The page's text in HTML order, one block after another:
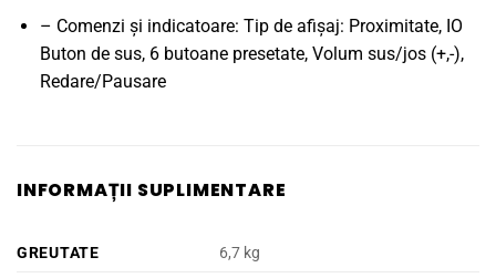
– Comenzi și indicatoare: Tip de afișaj: Proximitate, IO
Buton de sus, 6 butoane presetate, Volum sus/jos (+,-),
Redare/Pausare
INFORMAȚII SUPLIMENTARE
GREUTATE
6,7 kg